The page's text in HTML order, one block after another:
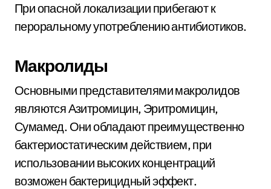
При опасной локализации прибегают к
пероральному употреблению антибиотиков.
Макролиды
Основными представителями макролидов
являются Азитромицин, Эритромицин,
Сумамед. Они обладают преимущественно
бактериостатическим действием, при
использовании высоких концентраций
возможен бактерицидный эффект.